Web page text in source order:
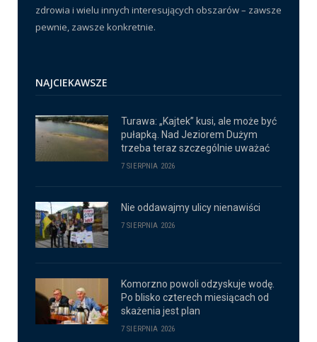
zdrowia i wielu innych interesujących obszarów – zawsze
pewnie, zawsze konkretnie.
NAJCIEKAWSZE
Turawa: „Kajtek” kusi, ale może być
pułapką. Nad Jeziorem Dużym
trzeba teraz szczególnie uważać
7 SIERPNIA 2026
Nie oddawajmy ulicy nienawiści
7 SIERPNIA 2026
Komorzno powoli odzyskuje wodę.
Po blisko czterech miesiącach od
skażenia jest plan
7 SIERPNIA 2026